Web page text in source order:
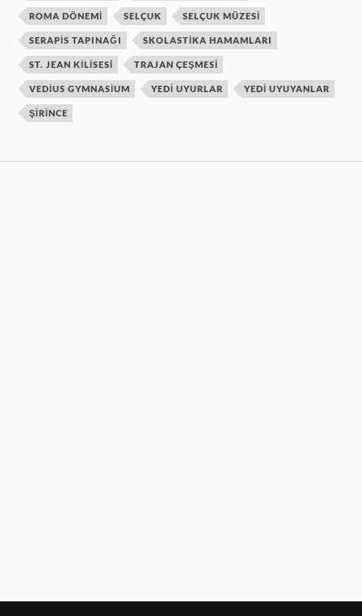
ROMA DÖNEMI SELÇUK SELÇUK MÜZESI
SERAPIS TAPINAĞI SKOLASTIKA HAMAMLARI
ST. JEAN KILISESI TRAJAN ÇEŞMESI
VEDIUS GYMNASIUM YEDI UYURLAR YEDI UYUYANLAR
ŞIRINCE